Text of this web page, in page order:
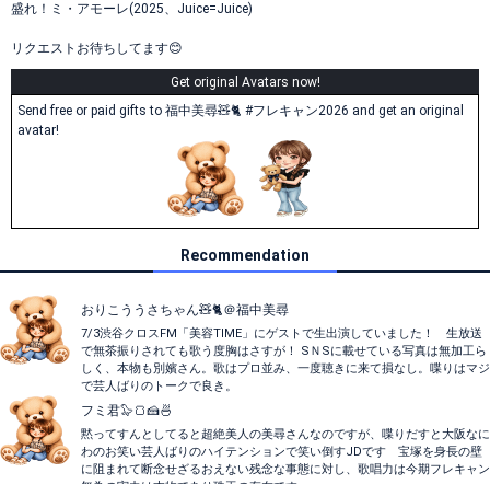
盛れ！ミ・アモーレ(2025、Juice=Juice)
リクエストお待ちしてます😊
Get original Avatars now!
Send free or paid gifts to 福中美尋🧸🐈 #フレキャン2026 and get an original
avatar!
Recommendation
おりこううさちゃん🧸🐈＠福中美尋
7/3渋谷クロスFM「美容TIME」にゲストで生出演していました！ 生放送
で無茶振りされても歌う度胸はさすが！ SＮSに載せている写真は無加工ら
しく、本物も別嬪さん。歌はプロ並み、一度聴きに来て損なし。喋りはマジ
で芸人ばりのトークで良き。
フミ君🦭🍞🍰🍜
黙ってすんとしてると超絶美人の美尋さんなのですが、喋りだすと大阪なに
わのお笑い芸人ばりのハイテンションで笑い倒すJDです 宝塚を身長の壁
に阻まれて断念せざるおえない残念な事態に対し、歌唱力は今期フレキャン